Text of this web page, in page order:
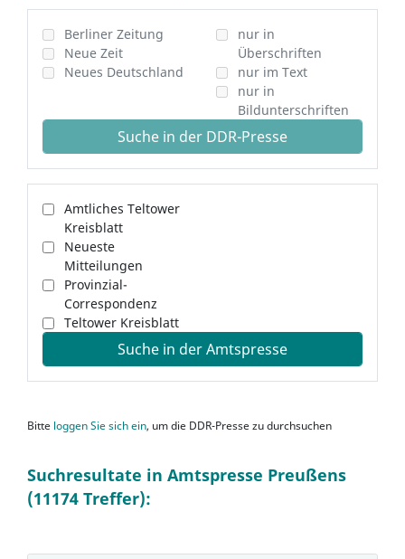
Berliner Zeitung
Neue Zeit
Neues Deutschland
nur in
Überschriften
nur im Text
nur in
Bildunterschriften
Suche in der DDR-Presse
Amtliches Teltower
Kreisblatt
Neueste
Mitteilungen
Provinzial-
Correspondenz
Teltower Kreisblatt
Suche in der Amtspresse
Bitte loggen Sie sich ein, um die DDR-Presse zu durchsuchen
Suchresultate in Amtspresse Preußens
(11174 Treffer):